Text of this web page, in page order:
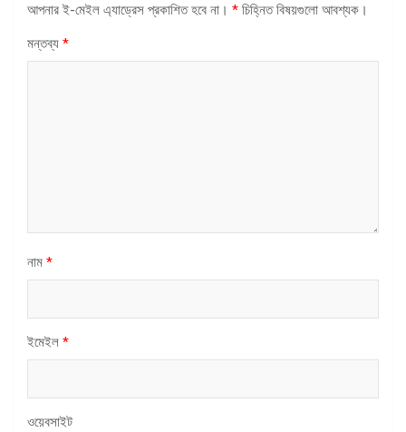
আপনার ই-মেইল এ্যাড্রেস প্রকাশিত হবে না। * চিহ্নিত বিষয়গুলো আবশ্যক।
মন্তব্য *
নাম *
ইমেইল *
ওয়েবসাইট